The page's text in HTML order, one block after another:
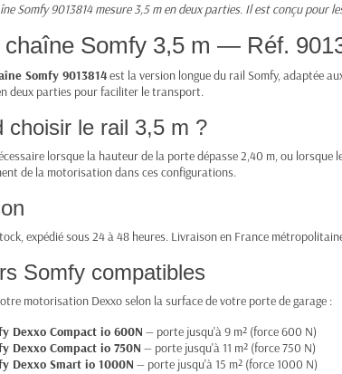
Somfy 9013814 mesure 3,5 m en deux parties. Il est conçu pour
chaîne Somfy 3,5 m — Réf.
Somfy 9013814est la version longue du rail Somfy, adaptée
deux parties pour faciliter le transport.
choisir le rail 3,5 m ?
lorsque la hauteur de la porte dépasse 2,40 m, ou
de la motorisation dans ces configurations.
expédié sous 24 à 48 heures. Livraison en France
Somfy compatibles
motorisation Dexxo selon la surface de votre porte de garage :
Dexxo Compact io 600N — porte jusqu'à 9 m² (force 600 N)
Dexxo Compact io 750N — porte jusqu'à 11 m² (force 750 N)
Dexxo Smart io 1000N — porte jusqu'à 15 m² (force 1000 N)